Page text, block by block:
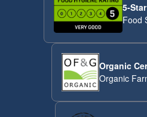
5-
Food
Organic
Organic